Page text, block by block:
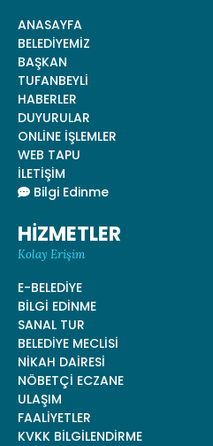
ANASAYFA
BELEDİYEMİZ
BAŞKAN
TUFANBEYLİ
HABERLER
DUYURULAR
ONLİNE İŞLEMLER
WEB TAPU
İLETİŞİM
Bilgi Edinme
HİZMETLER
Kolay Erişim
E-BELEDİYE
BİLGİ EDİNME
SANAL TUR
BELEDİYE MECLİSİ
NİKAH DAİRESİ
NÖBETÇİ ECZANE
ULAŞIM
FAALİYETLER
KVKK BİLGİLENDİRME